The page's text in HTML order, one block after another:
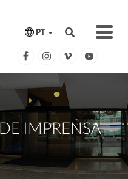
PT
IMPRENSA